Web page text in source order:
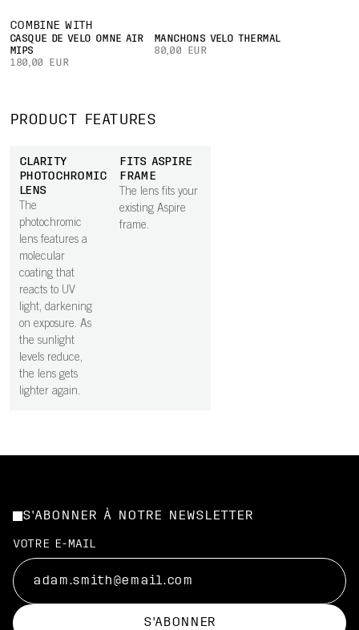
COMBINE WITH
CASQUE DE VÉLO OMNE AIR
MIPS
180,00 EUR
MANCHONS VÉLO THERMAL
80,00 EUR
PRODUCT FEATURES
CLARITY
PHOTOCHROMIC
LENS
The
photochromic
lens features a
molecular
coating that
reacts to UV
light, darkening
on exposure. As
the sunlight
levels reduce,
the lens gets
lighter again.
FITS ASPIRE
FRAME
The lens fits your
existing Aspire
frame.
S'ABONNER À NOTRE NEWSLETTER
VOTRE E-MAIL
S'ABONNER